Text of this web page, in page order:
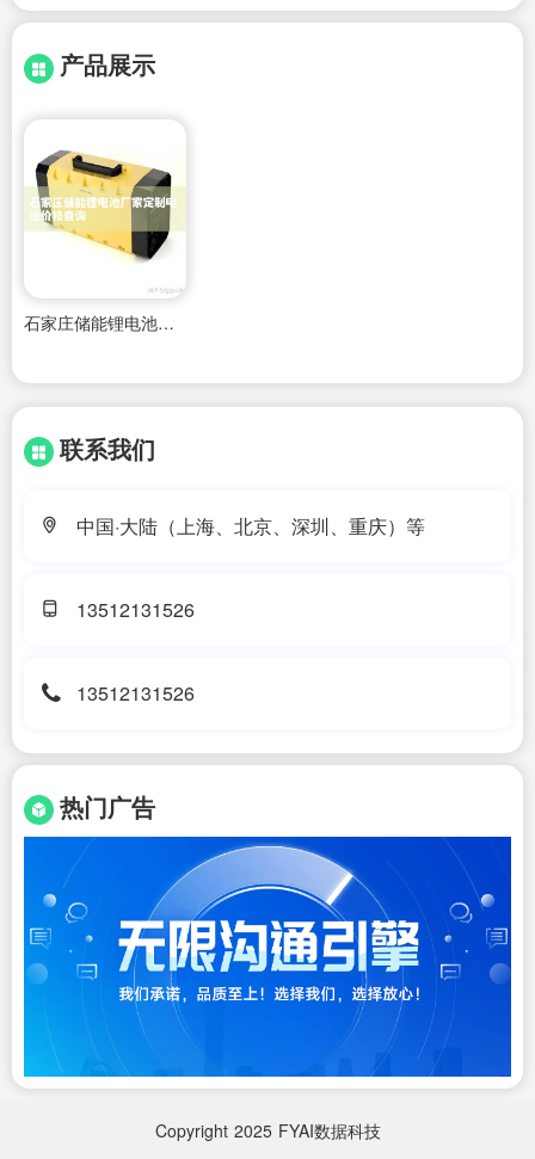
产品展示
石家庄储能锂电池厂家定制电池价格查询
联系我们
中国·大陆（上海、北京、深圳、重庆）等
13512131526
13512131526
热门广告
Copyright 2025 FYAI数据科技